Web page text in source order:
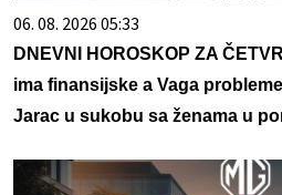
06. 08. 2026 05:33
DNEVNI HOROSKOP ZA
ima finansijske a Vaga
Jarac u sukobu sa ženama u